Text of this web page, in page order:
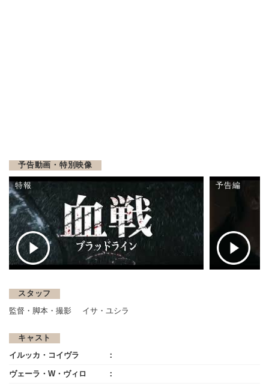
予告動画・特別映像
特報 予告編
スタッフ
監督・脚本・撮影 イサ・ユシラ
キャスト
イルッカ・コイヴラ
ヴェーラ・W・ヴィロ